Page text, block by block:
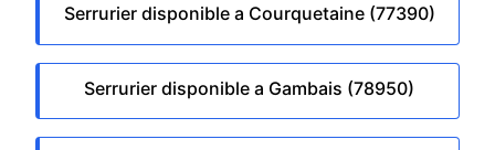
Serrurier disponible a Courquetaine (77390)
Serrurier disponible a Gambais (78950)